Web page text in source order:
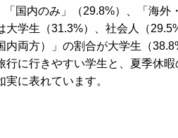
「国内のみ」（29.8%）、「海外
学生（31.3%）、社会人（
内両方）」の割合が大学生（
行に行きやすい学生と、夏季休
に表れています。